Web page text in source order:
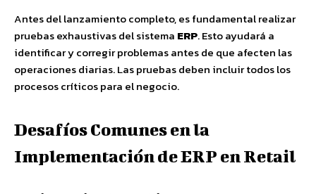
Antes del lanzamiento completo, es fundamental realizar
pruebas exhaustivas del sistema ERP. Esto ayudará a
identificar y corregir problemas antes de que afecten las
operaciones diarias. Las pruebas deben incluir todos los
procesos críticos para el negocio.
Desafíos Comunes en la
Implementación de ERP en Retail